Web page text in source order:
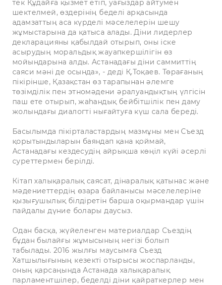
тек Құдайға қызмет етіп, уағыздар айтумен
шектелмей, өздерінің беделі арқасында
адамзаттың аса күрделі мәселелерін шешу
жұмыстарына да қатыса алады. Діни лидерлер
декларацияны қабылдай отырып, оны іске
асырудың моральдық жауапкершілігін өз
мойындарына алды. Астанадағы діни саммиттің
саяси мәні де осында», - деді Қ.Тоқаев. Төрағаның
пікірінше, Қазақстан өз тарапынан әлемге
төзімділік пен этномәдени әралуандықтың үлгісін
паш ете отырып, жаһандық бейбітшілік пен даму
жолындағы диалогті нығайтуға күш сала береді.
Басылымда пікірталастардың мазмұны мен Съезд
қорытындыларын баяндап қана қоймай,
Астанадағы кездесудің айрықша көңіл күйі әсерлі
суреттермен берілді.
Кітап халықаралық саясат, дінаралық қатынас және
мәдениеттердің өзара байланысы мәселелеріне
қызығушылық білдіретін барша оқырмандар үшін
пайдалы дүние болары даусыз.
Одан басқа, жүйеленген материалдар Съездің
бұдан былайғы жұмысының негізі болып
табылады. 2016 жылғы маусымға Съезд
Хатшылығының кезекті отырысы жоспарланды,
оның қарсаңында Астанада халықаралық
парламентшілер, беделді діни қайраткерлер мен